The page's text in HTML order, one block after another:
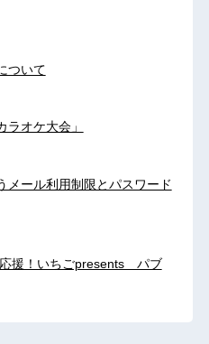
ついて
オケ大会」
メール利用制限とパスワード
援！いちごpresents パブ